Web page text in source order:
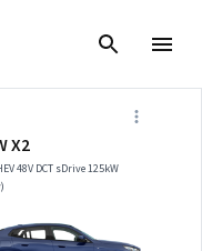
X2
48V DCT sDrive 125kW